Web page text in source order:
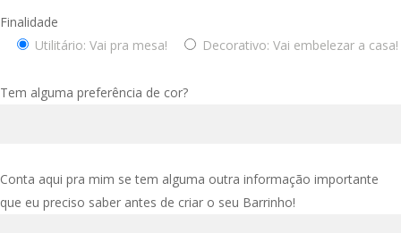
Finalidade
Utilitário: Vai pra mesa!
Decorativo: Vai embelezar a casa!
Tem alguma preferência de cor?
Conta aqui pra mim se tem alguma outra informação importante
que eu preciso saber antes de criar o seu Barrinho!